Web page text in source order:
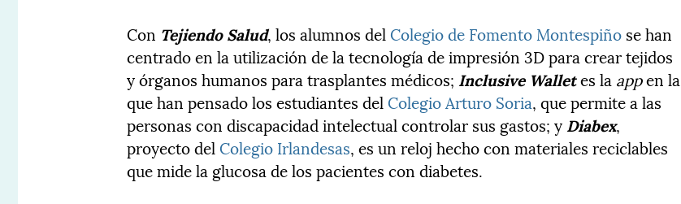
Con Tejiendo Salud, los alumnos del Colegio de Fomento Montespiño se han
centrado en la utilización de la tecnología de impresión 3D para crear tejidos
y órganos humanos para trasplantes médicos; Inclusive Walletes la appen la
que han pensado los estudiantes del Colegio Arturo Soria, que permite a las
personas con discapacidad intelectual controlar sus gastos; y Diabex,
proyecto del Colegio Irlandesas, es un reloj hecho con materiales reciclables
que mide la glucosa de los pacientes con diabetes.